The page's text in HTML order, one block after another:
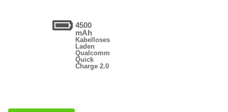
4500
mAh
Kabelloses
Laden
Qualcomm
Quick
Charge 2.0